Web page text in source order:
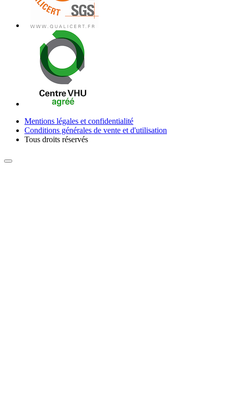
Mentions légales et confidentialité
Conditions générales de vente et d'utilisation
Tous droits réservés